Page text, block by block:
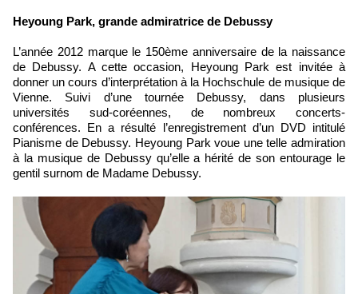
​Heyoung Park, grande admiratrice de Debussy
L’année 2012 marque le 150ème anniversaire de la naissance
de Debussy. A cette occasion, Heyoung Park est invitée à
donner un cours d’interprétation à la Hochschule de musique de
Vienne. Suivi d’une tournée Debussy, dans plusieurs
universités sud-coréennes, de nombreux concerts-
conférences. En a résulté l’enregistrement d’un DVD intitulé
Pianisme de Debussy. Heyoung Park voue une telle admiration
à la musique de Debussy qu’elle a hérité de son entourage le
gentil surnom de Madame Debussy.